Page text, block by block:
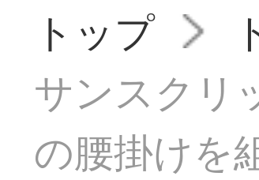
トップ
サンスクリ
の腰掛けを